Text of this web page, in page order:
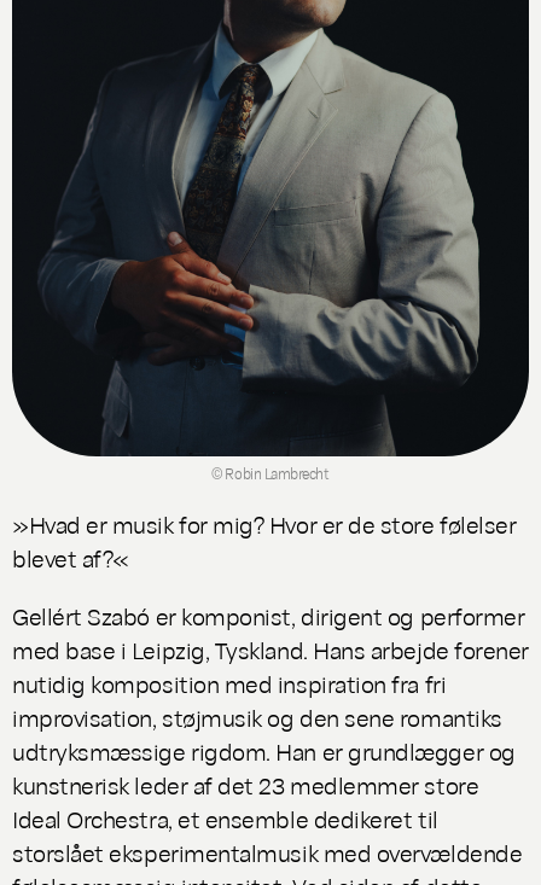
© Robin Lambrecht
»Hvad er musik for mig? Hvor er de store følelser
blevet af?«
Gellért Szabó er komponist, dirigent og performer
med base i Leipzig, Tyskland. Hans arbejde forener
nutidig komposition med inspiration fra fri
improvisation, støjmusik og den sene romantiks
udtryksmæssige rigdom. Han er grundlægger og
kunstnerisk leder af det 23 medlemmer store
Ideal Orchestra, et ensemble dedikeret til
storslået eksperimentalmusik med overvældende